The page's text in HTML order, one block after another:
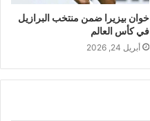
خوان بيزيرا ضمن منتخب البرازيل
في كأس العالم
أبريل 24, 2026